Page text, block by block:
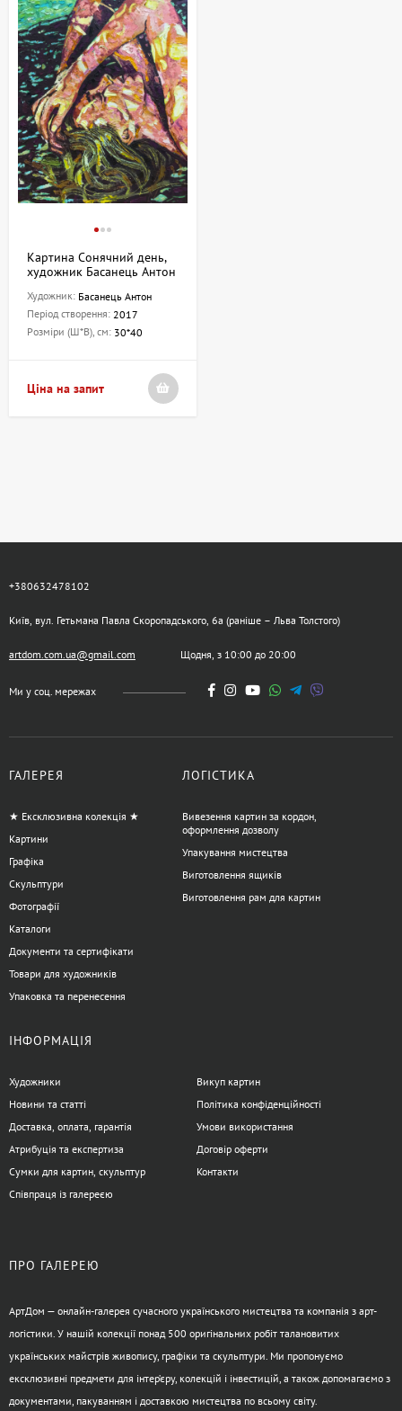
Картина Сонячний день,
художник Басанець Антон
Художник: Басанець Антон
Період створення: 2017
Розміри (Ш*В), см: 30*40
Ціна на запит
+380632478102
Київ, вул. Гетьмана Павла Скоропадського, 6а (раніше – Льва Толстого)
artdom.com.ua@gmail.com Щодня, з 10:00 до 20:00
Ми у соц. мережах
ГАЛЕРЕЯ
★ Ексклюзивна колекція ★
Картини
Графіка
Скульптури
Фотографії
Каталоги
Документи та сертифікати
Товари для художників
Упаковка та перенесення
ЛОГІСТИКА
Вивезення картин за кордон,
оформлення дозволу
Упакування мистецтва
Виготовлення ящиків
Виготовлення рам для картин
ІНФОРМАЦІЯ
Художники
Новини та статті
Доставка, оплата, гарантія
Атрибуція та експертиза
Сумки для картин, скульптур
Співпраця із галереєю
Викуп картин
Політика конфіденційності
Умови використання
Договір оферти
Контакти
ПРО ГАЛЕРЕЮ
АртДом — онлайн-галерея сучасного українського мистецтва та компанія з арт-
логістики. У нашій колекції понад 500 оригінальних робіт талановитих
українських майстрів живопису, графіки та скульптури. Ми пропонуємо
ексклюзивні предмети для інтер’єру, колекцій і інвестицій, а також допомагаємо з
документами, пакуванням і доставкою мистецтва по всьому світу.